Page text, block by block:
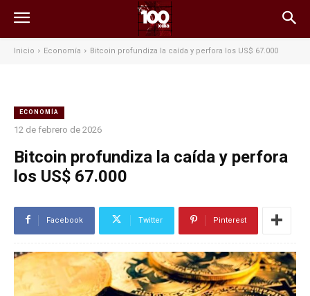
Inicio Economía Bitcoin profundiza la caída y perfora los US$ 67.000
ECONOMÍA
12 de febrero de 2026
Bitcoin profundiza la caída y perfora
los US$ 67.000
Facebook Twitter Pinterest